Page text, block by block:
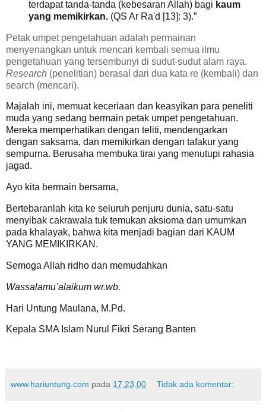
terdapat tanda-tanda (kebesaran Allah) bagi kaum
yang memikirkan. (QS Ar Ra'd [13]: 3).”
Petak umpet pengetahuan adalah permainan
menyenangkan untuk mencari kembali semua ilmu
pengetahuan yang tersembunyi di sudut-sudut alam raya.
Research (penelitian) berasal dari dua kata re (kembali) dan
search (mencari).
Majalah ini, memuat keceriaan dan keasyikan para peneliti
muda yang sedang bermain petak umpet pengetahuan.
Mereka memperhatikan dengan teliti, mendengarkan
dengan saksama, dan memikirkan dengan tafakur yang
sempurna. Berusaha membuka tirai yang menutupi rahasia
jagad.
Ayo kita bermain bersama,
Bertebaranlah kita ke seluruh penjuru dunia, satu-satu
menyibak cakrawala tuk temukan aksioma dan umumkan
pada khalayak, bahwa kita menjadi bagian dari KAUM
YANG MEMIKIRKAN.
Semoga Allah ridho dan memudahkan
Wassalamu’alaikum wr.wb.
Hari Untung Maulana, M.Pd.
Kepala SMA Islam Nurul Fikri Serang Banten
www.hariuntung.com pada 17.23.00 Tidak ada komentar: